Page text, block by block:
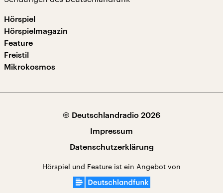
Hörspiel
Hörspielmagazin
Feature
Freistil
Mikrokosmos
© Deutschlandradio 2026
Impressum
Datenschutzerklärung
Hörspiel und Feature ist ein Angebot von